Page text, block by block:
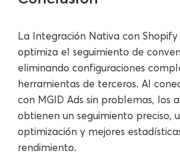
La Integración Nativa con Shopify
optimiza el seguimiento de
eliminando configuraciones
herramientas de terceros. Al
con MGID Ads sin problemas, los
obtienen un seguimiento preciso,
optimización y mejores
rendimiento.